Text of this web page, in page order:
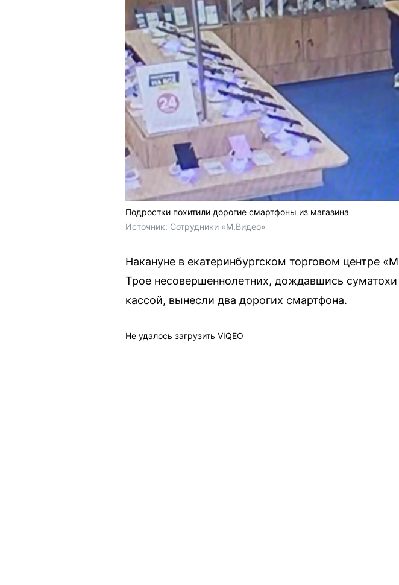
Подростки похитили дорогие смартфоны из магазина
Источник: Сотрудники «М.Видео»
Накануне в екатеринбургском торговом центре
Трое несовершеннолетних, дождавшись
кассой, вынесли два дорогих смартфона.
Не удалось загрузить VIQEO